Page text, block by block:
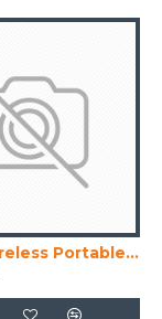
Flame Wireless Portable Speaker